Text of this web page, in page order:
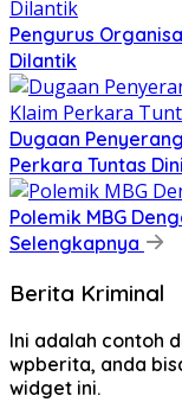
Pengurus
Dilantik
Dugaan
Perkara Tuntas
Polemik MBG
Selengkapnya
Berita Kriminal
Ini adalah contoh
wpberita, anda
widget ini.